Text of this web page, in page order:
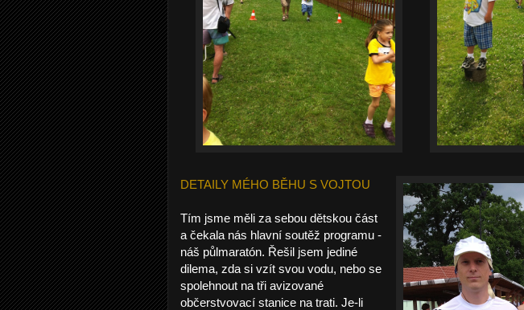
DETAILY MÉHO BĚHU S VOJTOU
Tím jsme měli za sebou dětskou část
a čekala nás hlavní soutěž programu -
náš půlmaratón. Řešil jsem jediné
dilema, zda si vzít svou vodu, nebo se
spolehnout na tři avizované
občerstvovací stanice na trati. Je-li